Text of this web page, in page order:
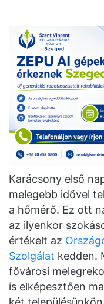
Karácsony első
melegebb idővel
a hőmérő. Ez ott
az ilyenkor
értékelt az
Szolgálat kedden.
fővárosi
is elképesztően